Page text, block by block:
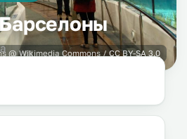
@ Wikimedia Commons / CC BY-SA 3.0